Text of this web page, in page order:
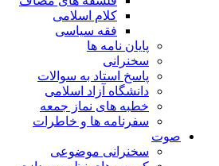
کلام اسلامی
فقه سیاسی
پایان نامه ها
سخنرانی
پاسخ استاد به سوالات
دانشگاه آزاد اسلامی
خطبه های نماز جمعه
سفرنامه ها و خاطرات
صوت
سخنرانی موضوعی